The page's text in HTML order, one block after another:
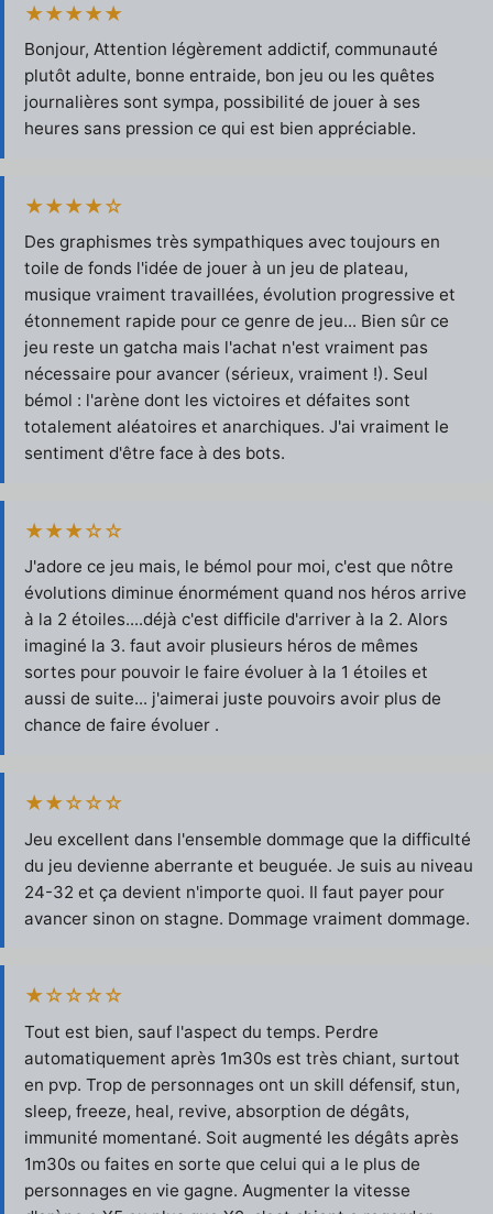
★★★★★
Bonjour, Attention légèrement addictif, communauté
plutôt adulte, bonne entraide, bon jeu ou les quêtes
journalières sont sympa, possibilité de jouer à ses
heures sans pression ce qui est bien appréciable.
★★★★☆
Des graphismes très sympathiques avec toujours en
toile de fonds l'idée de jouer à un jeu de plateau,
musique vraiment travaillées, évolution progressive et
étonnement rapide pour ce genre de jeu... Bien sûr ce
jeu reste un gatcha mais l'achat n'est vraiment pas
nécessaire pour avancer (sérieux, vraiment !). Seul
bémol : l'arène dont les victoires et défaites sont
totalement aléatoires et anarchiques. J'ai vraiment le
sentiment d'être face à des bots.
★★★☆☆
J'adore ce jeu mais, le bémol pour moi, c'est que nôtre
évolutions diminue énormément quand nos héros arrive
à la 2 étoiles....déjà c'est difficile d'arriver à la 2. Alors
imaginé la 3. faut avoir plusieurs héros de mêmes
sortes pour pouvoir le faire évoluer à la 1 étoiles et
aussi de suite... j'aimerai juste pouvoirs avoir plus de
chance de faire évoluer .
★★☆☆☆
Jeu excellent dans l'ensemble dommage que la difficulté
du jeu devienne aberrante et beuguée. Je suis au niveau
24-32 et ça devient n'importe quoi. Il faut payer pour
avancer sinon on stagne. Dommage vraiment dommage.
★☆☆☆☆
Tout est bien, sauf l'aspect du temps. Perdre
automatiquement après 1m30s est très chiant, surtout
en pvp. Trop de personnages ont un skill défensif, stun,
sleep, freeze, heal, revive, absorption de dégâts,
immunité momentané. Soit augmenté les dégâts après
1m30s ou faites en sorte que celui qui a le plus de
personnages en vie gagne. Augmenter la vitesse